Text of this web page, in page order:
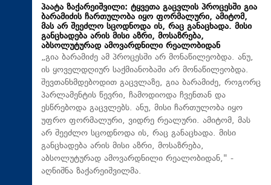
პაატა ზაქარეიშვილი: ტყვეთა გაცვლის პროცესში გია
ბარამიძის ჩართულობა იყო ფორმალური, ამიტომ,
მას არ შეეძლო სცოდნოდა ის, რაც განაცხადა. მისი
განცხადება არის მისი აზრი, მოსაზრება,
აბსოლუტურად ამოვარდნილი რეალობიდან
„გია ბარამიძე ამ პროცესში არ მონაწილეობდა. ანუ,
ის ყოველდღიურ საქმიანობაში არ მონაწილეობდა.
შევთანხმდებოდით გაცვლაზე, გია ბარამიძე, როგორც
პარლამენტის წევრი, ჩამოდიოდა ჩვენთან და
ესწრებოდა გაცვლებს. ანუ, მისი ჩართულობა იყო
უფრო ფორმალური, ვიდრე რეალური. ამიტომ, მას
არ შეეძლო სცოდნოდა ის, რაც განაცხადა. მისი
განცხადება არის მისი აზრი, მოსაზრება,
აბსოლუტურად ამოვარდნილი რეალობიდან," -
აღნიშნა ზაქარეიშვილმა.